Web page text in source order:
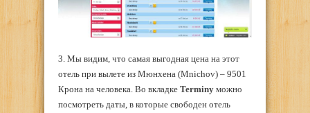
3. Мы видим, что самая выгодная цена на этот
отель при вылете из Мюнхена (Mnichov) – 9501
Крона на человека. Во вкладке Terminy можно
посмотреть даты, в которые свободен отель